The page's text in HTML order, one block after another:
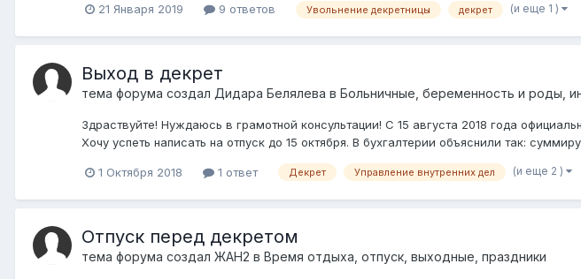
21 Января 2019 9 ответов Увольнение декретницы декрет (и еще 1 )
Выход в декрет
тема форума создал Дидара Белялева в Больничные, беременность и роды,
Здраствуйте! Нуждаюсь в грамотной консультации! С 15 августа 2018 года
Хочу успеть написать на отпуск до 15 октября. В бухгалтерии объяснили так:
1 Октября 2018 1 ответ Декрет Управление внутренних дел (и еще 2 )
Отпуск перед декретом
тема форума создал ЖАН2 в Время отдыха, отпуск, выходные, праздники